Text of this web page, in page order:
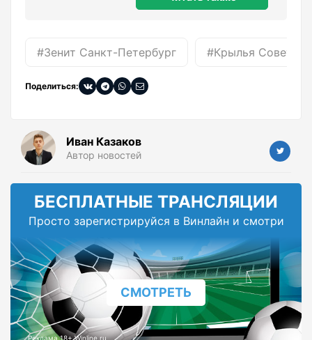
#Зенит Санкт-Петербург #Крылья Советов
Поделиться:
Иван Казаков
Автор новостей
БЕСПЛАТНЫЕ ТРАНСЛЯЦИИ
Просто зарегистрируйся в Винлайн и смотри
СМОТРЕТЬ
Реклама 18+ Winline.ru